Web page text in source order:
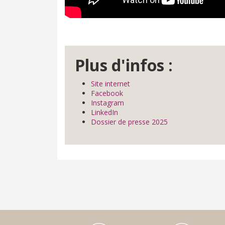
Plus d'infos :
Site internet
Facebook
Instagram
LinkedIn
Dossier de presse 2025